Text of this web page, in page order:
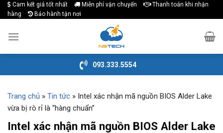
Skip
to
content
Cam kết giá tốt nhất Miễn phí vận chuyển
Thanh toán khi nhận
hàng
Bảo hành tận nơi
093.333.5554
Trang chủ » Tin tức » Intel xác nhận mã nguồn BIOS Alder Lake
vừa bị rò rỉ là “hàng chuẩn”
Intel xác nhận mã nguồn BIOS Alder Lake